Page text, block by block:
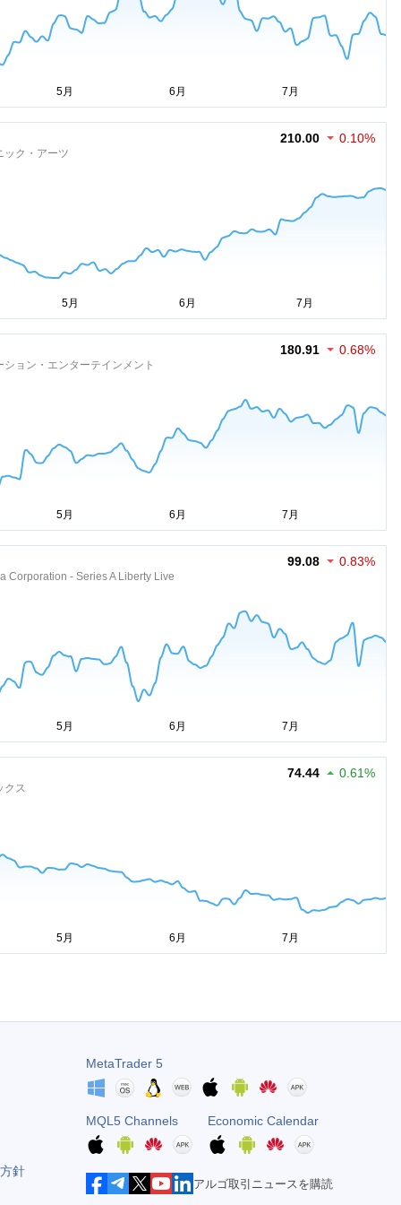
ック・アーツ
210.00 0.10%
ション・エンターテインメント
180.91 0.68%
Corporation - Series A Liberty Live
99.08 0.83%
クス
74.44 0.61%
針
MetaTrader 5
MQL5 Channels Economic Calendar
アルゴ取引ニュースを購読